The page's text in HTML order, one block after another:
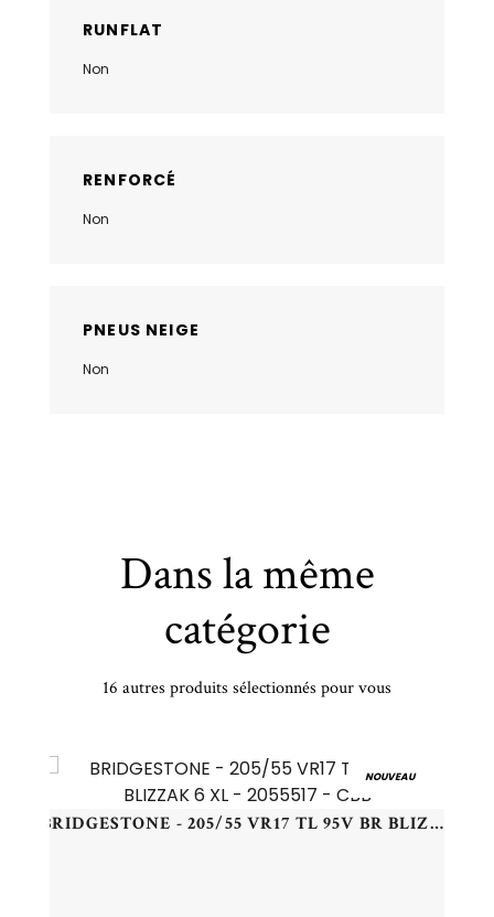
RUNFLAT
Non
RENFORCÉ
Non
PNEUS NEIGE
Non
Dans la même
catégorie
16 autres produits sélectionnés pour vous
NOUVEAU
BRIDGESTONE - 205/55 VR17 TL 95V BR BLIZZAK 6 XL - 2055517 - CBB